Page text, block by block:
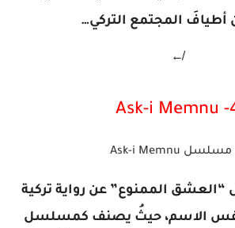
أطيافَ المجتمع التركي…
↚
4-
الممنوع” عن رواية تركية
الاسم، حيثُ يصنف كمسلسل